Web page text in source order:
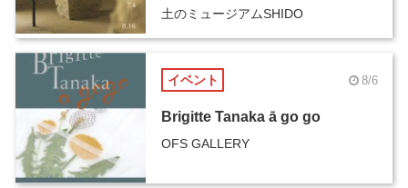
土のミュージアムSHIDO
イベント 8/6
Brigitte Tanaka ā go go
OFS GALLERY